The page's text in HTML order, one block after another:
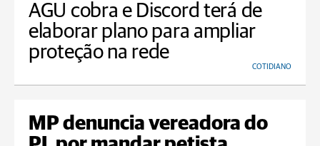
AGU cobra e Discord terá de
elaborar plano para ampliar
proteção na rede
COTIDIANO
MP denuncia vereadora do